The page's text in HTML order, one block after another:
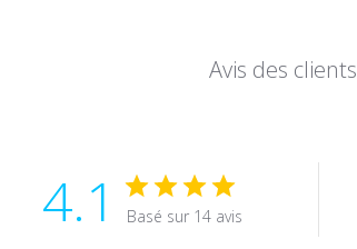
Avis des clients
4.1 Basé sur 14 avis